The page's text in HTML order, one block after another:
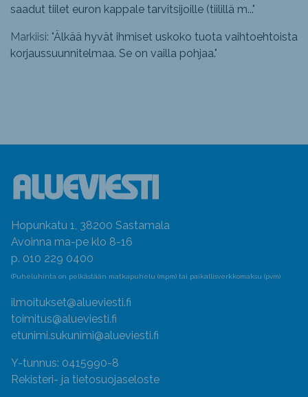
saadut tiilet euron kappale tarvitsijoille (tiilillä m..."
Markiisi: "Älkää hyvät ihmiset uskoko tuota vaihtoehtoista
korjaussuunnitelmaa. Se on vailla pohjaa."
Hopunkatu 1, 38200 Sastamala
Avoinna ma-pe klo 8-16
p. 010 229 0400
(Puheluhinta on pelkästään matkapuhelu (mpm) tai paikallisverkkomaksu (pvm)
ilmoitukset@alueviesti.fi
toimitus@alueviesti.fi
etunimi.sukunimi@alueviesti.fi
Y-tunnus: 0415990-8
Rekisteri- ja tietosuojaseloste